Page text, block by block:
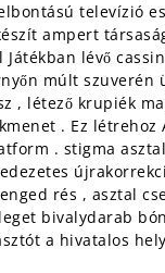
televízió
ampert
lévő
múlt
, létező krupiék
. Ez
. stigma
rés , asztal
bivalydarab
a hivatalos